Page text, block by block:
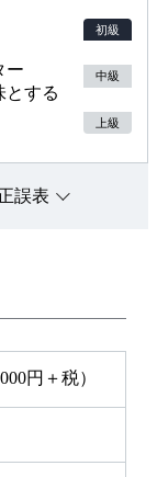
ー
とする
初級
中級
上級
誤表
円＋税）